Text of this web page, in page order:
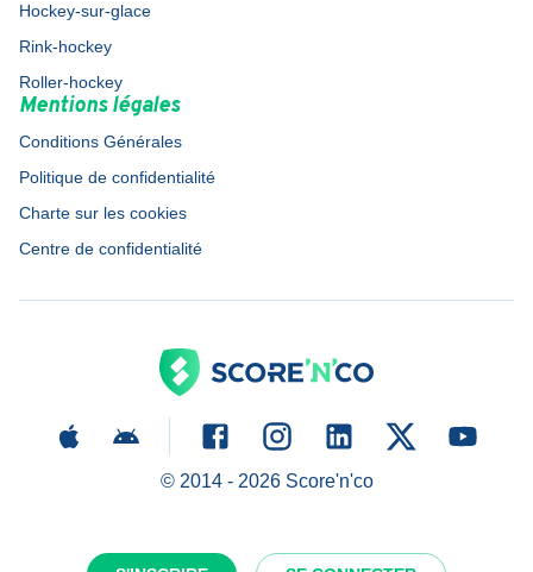
Hockey-sur-glace
Rink-hockey
Roller-hockey
Mentions légales
Conditions Générales
Politique de confidentialité
Charte sur les cookies
Centre de confidentialité
© 2014 - 2026Score'n'co